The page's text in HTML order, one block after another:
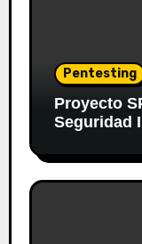
Pentesting
Proyecto
Seguridad